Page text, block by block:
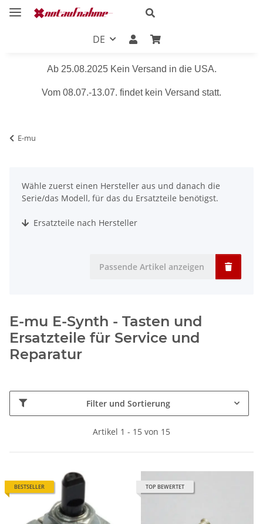
DE
Ab 25.08.2025 Kein Versand in die USA.
Vom 08.07.-13.07. findet kein Versand statt.
E-mu
Wähle zuerst einen Hersteller aus und danach die
Serie/das Modell, für das du Ersatzteile benötigst.
Ersatzteile nach Hersteller
Passende Artikel anzeigen
E-mu E-Synth - Tasten und
Ersatzteile für Service und
Reparatur
Filter und Sortierung
Artikel 1 - 15 von 15
BESTSELLER TOP BEWERTET